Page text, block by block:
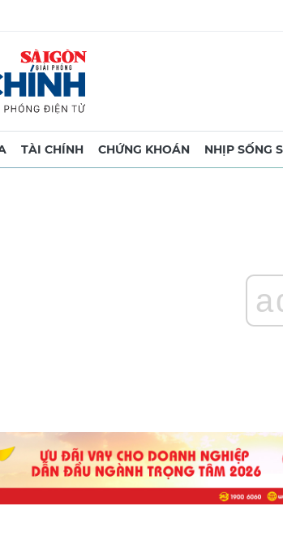
TÀI CHÍNH CHỨNG KHOÁN NHỊP SỐNG